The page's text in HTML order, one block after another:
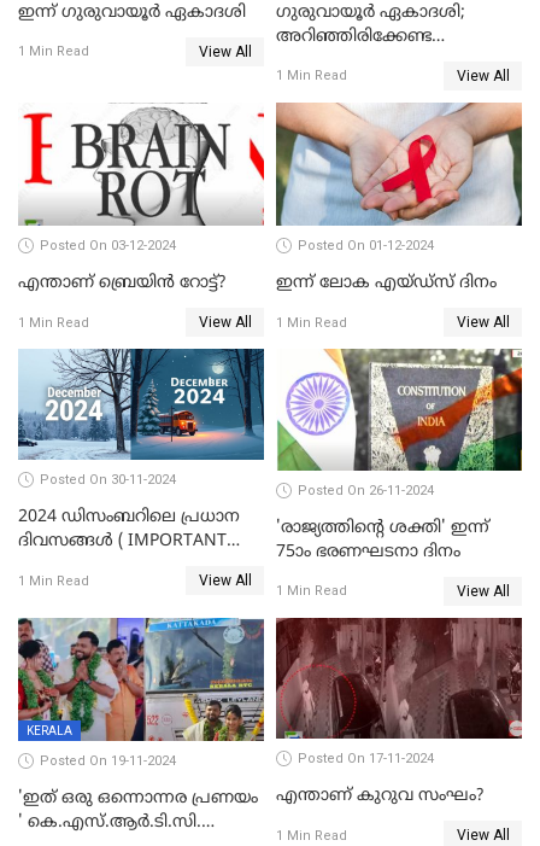
ഇന്ന് ഗുരുവായൂർ ഏകാദശി
1 Min Read View All
ഗുരുവായൂർ ഏകാദശി;
അറിഞ്ഞിരിക്കേണ്ട
1 Min Read View All
Posted On 03-12-2024
എന്താണ് ബ്രെയിന്‍ റോട്ട്‌?
1 Min Read View All
Posted On 01-12-2024
ഇന്ന് ലോക എയ്ഡ്‌സ് ദിനം
1 Min Read View All
Posted On 30-11-2024
2024 ഡിസംബറിലെ പ്രധാന
ദിവസങ്ങൾ ( IMPORTANT
1 Min Read View All
Posted On 26-11-2024
'രാജ്യത്തിന്റെ ശക്തി' ഇന്ന്
75ാം ഭരണഘടനാ ദിനം
1 Min Read View All
KERALA
Posted On 19-11-2024
'ഇത് ഒരു ഒന്നൊന്നര പ്രണയം
' കെ.എസ്.ആര്‍.ടി.സി.
Posted On 17-11-2024
എന്താണ് കുറുവ സംഘം?
1 Min Read View All